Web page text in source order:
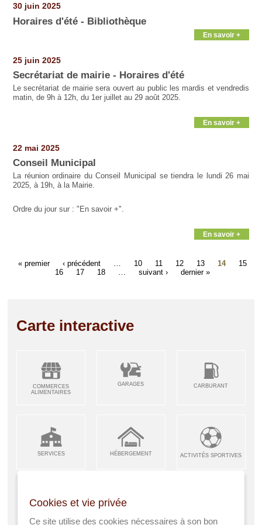
30 juin 2025
Horaires d'été - Bibliothèque
En savoir +
25 juin 2025
Secrétariat de mairie - Horaires d'été
Le secrétariat de mairie sera ouvert au public les mardis et vendredis
matin, de 9h à 12h, du 1er juillet au 29 août 2025.
En savoir +
22 mai 2025
Conseil Municipal
La réunion ordinaire du Conseil Municipal se tiendra le lundi 26 mai
2025, à 19h, à la Mairie.
Ordre du jour sur : "En savoir +".
En savoir +
« premier ‹ précédent 10 11 12 13 14
15
16
17 18 suivant › dernier »
Carte interactive
COMMERCES
ALIMENTAIRES
GARAGES CARBURANT
SERVICES HÉBERGEMENT ACTIVITÉS SPORTIVES
ARTISANS &
INDUSTRIES
RESTAURANTS CAFÉS ENFANCE JEUNESSE
Cookies et vie privée
Ce site utilise des cookies nécessaires à son bon